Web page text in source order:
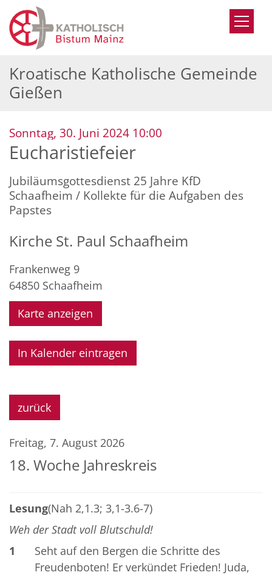
Zum Inhalt springen
Kroatische Katholische Gemeinde
Gießen
Sonntag, 30. Juni 2024 10:00
Eucharistiefeier
Jubiläumsgottesdienst 25 Jahre KfD
Schaafheim / Kollekte für die Aufgaben des
Papstes
Kirche St. Paul Schaafheim
Frankenweg 9
64850 Schaafheim
Karte anzeigen
In Kalender eintragen
zurück
Freitag, 7. August 2026
18. Woche Jahreskreis
Lesung(Nah 2,1.3; 3,1-3.6-7)
Weh der Stadt voll Blutschuld!
1
Seht auf den Bergen die Schritte des
Freudenboten! Er verkündet Frieden! Juda,